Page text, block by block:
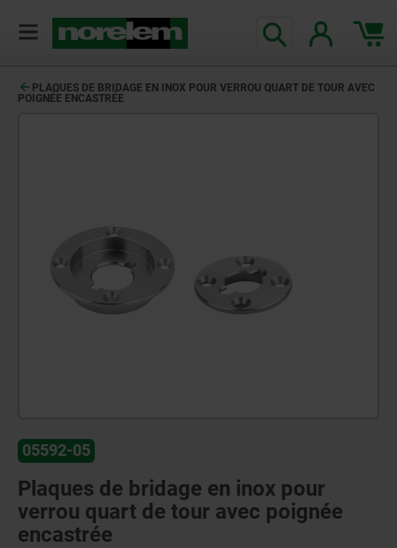
PLAQUES DE BRIDAGE EN INOX POUR VERROU QUART DE TOUR AVEC
POIGNÉE ENCASTRÉE
05592-05
Plaques de bridage en inox pour
verrou quart de tour avec poignée
encastrée